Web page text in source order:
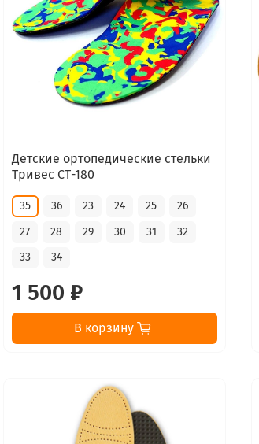
Детские ортопедические стельки
Тривес СТ-180
35 36 23 24 25
26
27
28 29 30 31
32
33
34
1 500 ₽
В корзину